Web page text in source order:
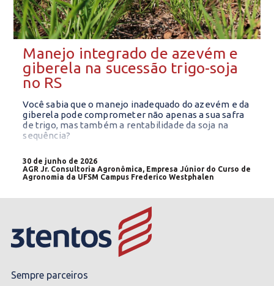
Manejo integrado de azevém e
giberela na sucessão trigo-soja
no RS
Você sabia que o manejo inadequado do azevém e da
giberela pode comprometer não apenas a sua safra
de trigo, mas também a rentabilidade da soja na
sequência?
30 de junho de 2026
AGR Jr. Consultoria Agronômica, Empresa Júnior do Curso de
Agronomia da UFSM Campus Frederico Westphalen
Sempre parceiros